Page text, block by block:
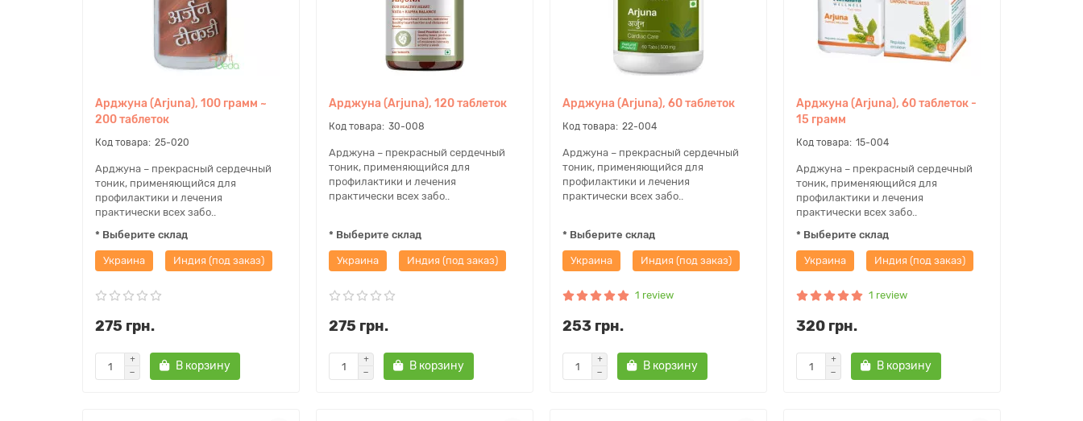
Арджуна (Arjuna), 100 грамм ~
200 таблеток
25-020
Арджуна – прекрасный сердечный
тоник, применяющийся для
профилактики и лечения
практически всех забо..
* Выберите склад
Украина Индия (под заказ)
275 грн.
В корзину
Арджуна (Arjuna), 120 таблеток
30-008
Арджуна – прекрасный сердечный
тоник, применяющийся для
профилактики и лечения
практически всех забо..
* Выберите склад
Украина Индия (под заказ)
275 грн.
В корзину
Арджуна (Arjuna), 60 таблеток
22-004
Арджуна – прекрасный сердечный
тоник, применяющийся для
профилактики и лечения
практически всех забо..
* Выберите склад
Украина Индия (под заказ)
1 review
253 грн.
В корзину
Арджуна (Arjuna), 60 таблеток -
15 грамм
15-004
Арджуна – прекрасный сердечный
тоник, применяющийся для
профилактики и лечения
практически всех забо..
* Выберите склад
Украина Индия (под заказ)
1 review
320 грн.
В корзину